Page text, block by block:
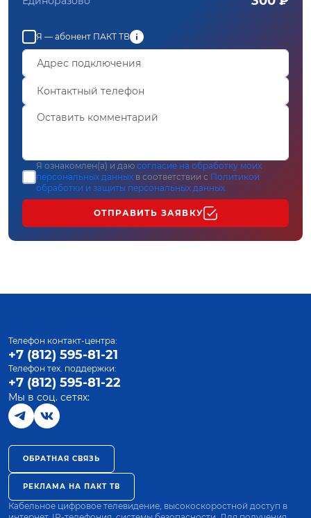
Я — абонент ПАКТ ТВ
Я ознакомлен(а) и даю согласие на обработку моих
персональных данных в соответствии с Политикой
обработки и защиты персональных данных
ОТПРАВИТЬ ЗАЯВКУ
Телефон контакт-центра:
+7 (812) 595-81-21
Телефон тех. поддержки:
+7 (812) 595-81-22
Мы в соц. сетях:
ОБРАТНАЯ СВЯЗЬ
РЕКЛАМА НА ПАКТ ТВ
Кабельное цифровое телевидение, высокоскоростной доступ в